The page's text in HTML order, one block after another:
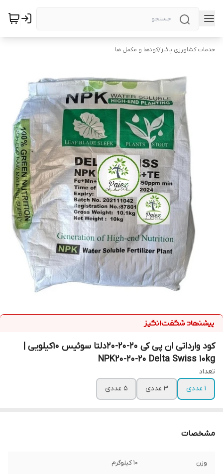
خدمات کشاورزی پائیز/کودها و مکمل ها
کود وارداتی ان پی کی 20-20-20دلتا سوئیس 10کیلویی |
NPK20-20-20 Delta Swiss 10kg
تعداد
1 عددی
3 عددی 5 عددی
مشخصات
وزن 10 کیلوگرم